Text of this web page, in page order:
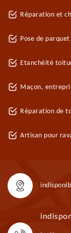
Réparation et
Pose de
Etanchéité
Maçon,
Réparation de
Artisan pour